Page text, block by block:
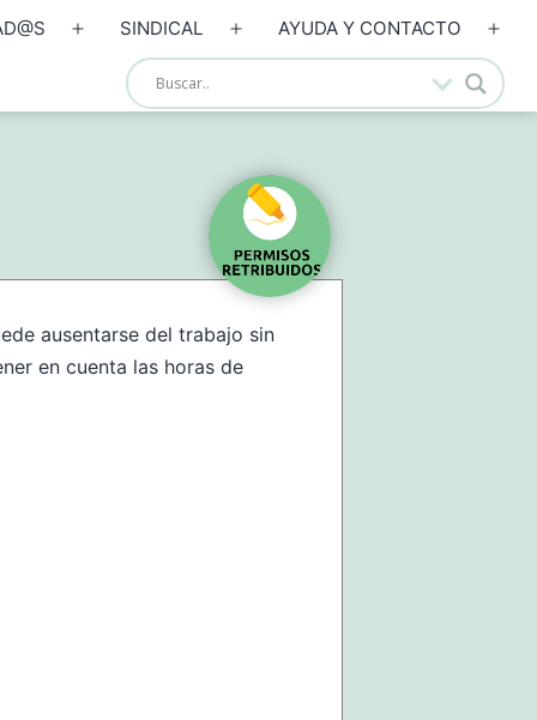
Abrir
menú
SINDICAL
Abrir
AYUDA Y CONTACTO
Abrir
el
ausentarse del trabajo sin
en cuenta las horas de